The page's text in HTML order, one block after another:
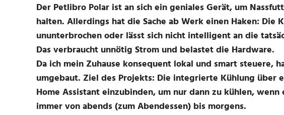
Der Petlibro Polar ist an sich ein geniales Gerät, um
halten. Allerdings hat die Sache ab Werk einen Haken: Die
ununterbrochen oder lässt sich nicht intelligent an die
Das verbraucht unnötig Strom und belastet die Hardware.
Da ich mein Zuhause konsequent lokal und smart steuere,
umgebaut. Ziel des Projekts: Die integrierte Kühlung über
Home Assistant einzubinden, um nur dann zu kühlen,
immer von abends (zum Abendessen) bis morgens.